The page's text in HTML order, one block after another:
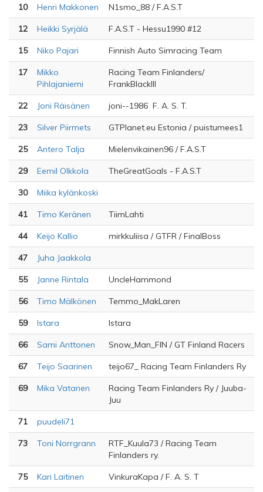
10 Henri Makkonen N1smo_88 / F.A.S.T
12 Heikki Syrjälä F.A.S.T - Hessu1990 #12
15 Niko Pajari Finnish Auto Simracing Team
17
Mikko
Pihlajaniemi
Racing Team Finlanders/
FrankBlackIII
22 Joni Räisänen joni--1986 F. A. S. T.
23 Silver Piirmets GTPlanet.eu Estonia / puistumees1
25 Antero Talja Mielenvikainen96 / F.A.S.T
29 Eemil Olkkola TheGreatGoals - F.A.S.T
30 Miika kylänkoski
41 Timo Keränen TiimLahti
44 Keijo Kallio mirkkuliisa / GTFR / FinalBoss
47 Juha Jaakkola
55 Janne Rintala UncleHammond
56 Timo Mälkönen Temmo_MakLaren
59 lstara lstara
66 Sami Anttonen Snow_Man_FIN / GT Finland Racers
67 Teijo Saarinen teijo67_ Racing Team Finlanders Ry
69 Mika Vatanen
Racing Team Finlanders Ry / Juuba-
Juu
71 puudeli71
73 Toni Norrgrann
RTF_Kuula73 / Racing Team
Finlanders ry.
75 Kari Laitinen VinkuraKapa / F. A. S. T